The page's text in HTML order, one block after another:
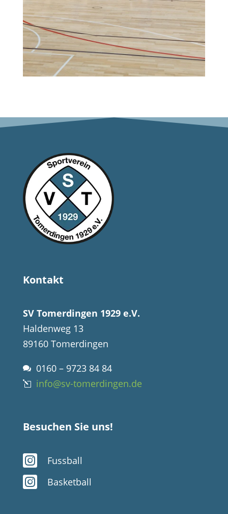
Kontakt
SV Tomerdingen 1929 e.V.
Haldenweg 13
89160 Tomerdingen
 0160 – 9723 84 84
l info@sv-tomerdingen.de
Besuchen Sie uns!
 Fussball
 Basketball